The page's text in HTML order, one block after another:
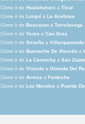
Cómo ir de Hualahuises a Ticul
Cómo ir de Lorquí a La Acebosa
Cómo ir de Bescaran a Torrelavega
Cómo ir de Yeres a Can Gras
Cómo ir de Seseña a Villarquemado
Cómo ir de Buenache De Alarcón a
Cómo ir de La Camocha a San
Cómo ir de Visiedo a Olmeda Del
Cómo ir de Arresa a Fontecha
Cómo ir de Los Morales a Puente